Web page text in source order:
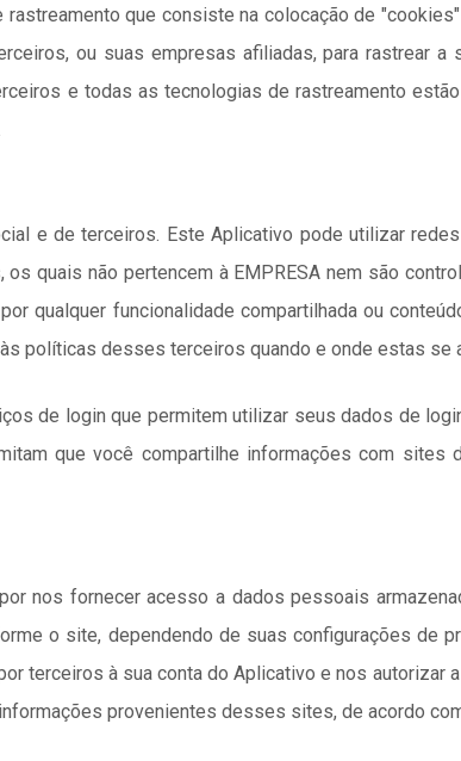
rastreamento que consiste na colocação de
ou suas empresas afiliadas, para rastrear
e todas as tecnologias de rastreamento
e de terceiros. Este Aplicativo pode utilizar
quais não pertencem à EMPRESA nem são
qualquer funcionalidade compartilhada ou
políticas desses terceiros quando e onde estas se
de login que permitem utilizar seus dados de
que você compartilhe informações com
nos fornecer acesso a dados pessoais
o site, dependendo de suas configurações de
terceiros à sua conta do Aplicativo e nos
provenientes desses sites, de acordo